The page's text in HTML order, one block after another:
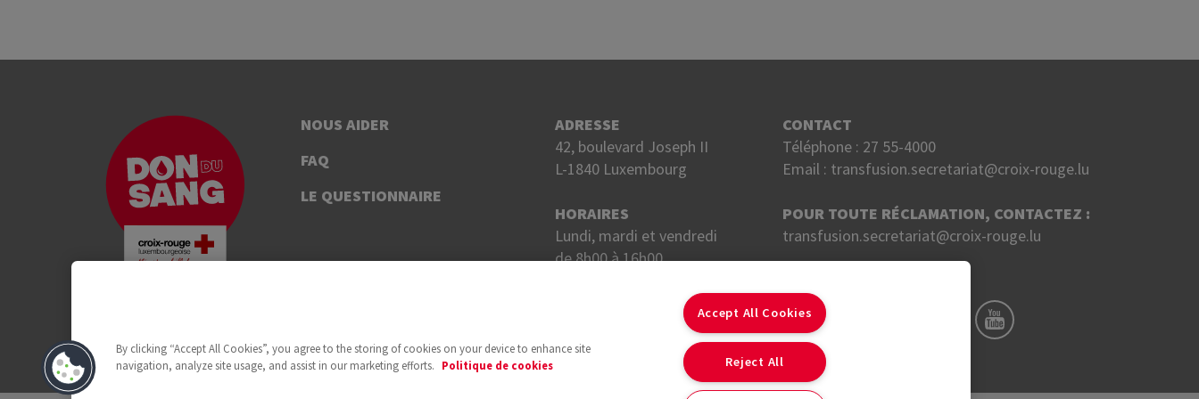
NOUS AIDER
FAQ
LE QUESTIONNAIRE
ADRESSE
42, boulevard Joseph II
L-1840 Luxembourg
HORAIRES
Lundi, mardi et vendredi
de 8h00 à 16h00.
CONTACT
Téléphone : 27 55-4000
Email : transfusion.secretariat@croix-rouge.lu
POUR TOUTE RÉCLAMATION, CONTACTEZ :
transfusion.secretariat@croix-rouge.lu
By clicking “Accept All Cookies”, you agree to the storing of cookies on your device to enhance site
navigation, analyze site usage, and assist in our marketing efforts.
Politique de cookies
Accept All Cookies
Reject All